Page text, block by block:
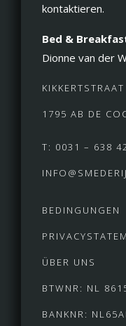
kontaktieren.
Bed &
Dionne van der
1795 AB DE
T: 0031 – 638
BEDINGUNGEN
ÜBER UNS
BTWNR: NL
BANKNR: